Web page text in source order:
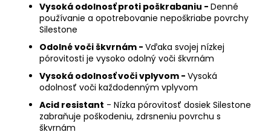
Vysoká odolnosť proti poškrabaniu - Denné
používanie a opotrebovanie nepoškriabe povrchy
Silestone
Odolné voči škvrnám - Vďaka svojej nízkej
pórovitosti je vysoko odolný voči škvrnám
Vysoká odolnosť voči vplyvom - Vysoká
odolnosť voči každodenným vplyvom
Acid resistant - Nízka pórovitosť dosiek Silestone
zabraňuje poškodeniu, zdrsneniu povrchu s
škvrnám